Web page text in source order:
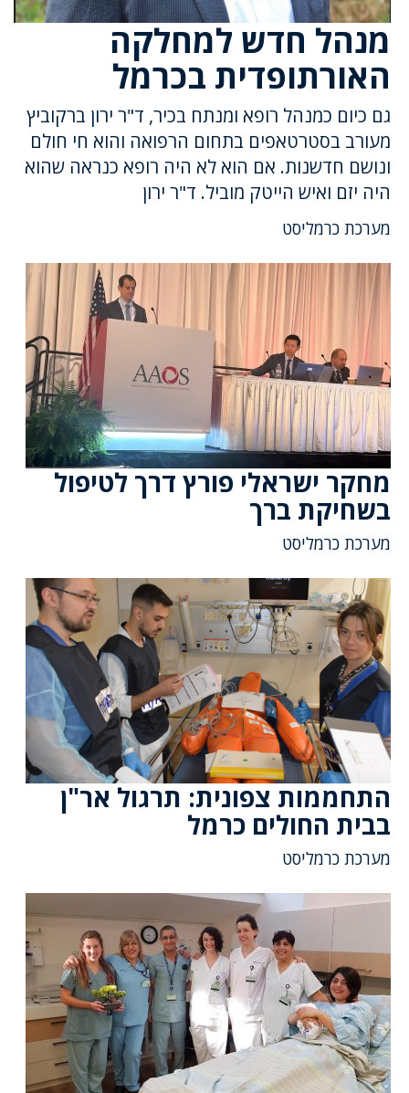
מנהל חדש למחלקה
האורתופדית בכרמל
גם כיום כמנהל רופא ומנתח בכיר, ד"ר ירון ברקוביץ
מעורב בסטרטאפים בתחום הרפואה והוא חי חולם
ונושם חדשנות. אם הוא לא היה רופא כנראה שהוא
היה יזם ואיש הייטק מוביל. ד"ר ירון
מערכת כרמליסט
מחקר ישראלי פורץ דרך לטיפול
בשחיקת ברך
מערכת כרמליסט
התחממות צפונית: תרגול אר"ן
בבית החולים כרמל
מערכת כרמליסט